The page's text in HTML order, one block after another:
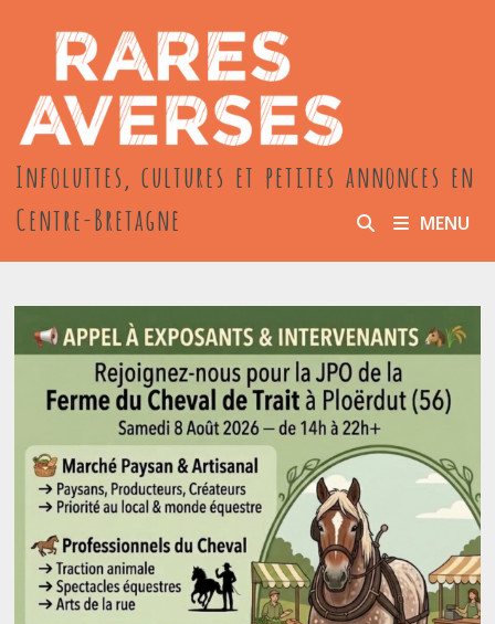
contenu
Infoluttes, cultures et petites annonces en
Centre-Bretagne
MENU